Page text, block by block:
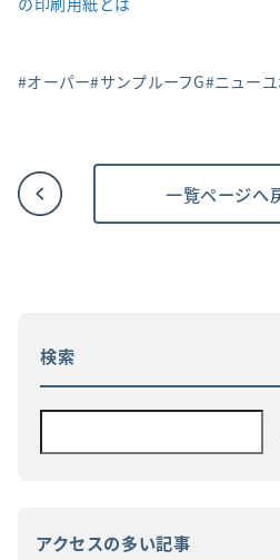
オーパー サンプルーフG ニュー
一覧ページへ
検索
アクセスの多い記事